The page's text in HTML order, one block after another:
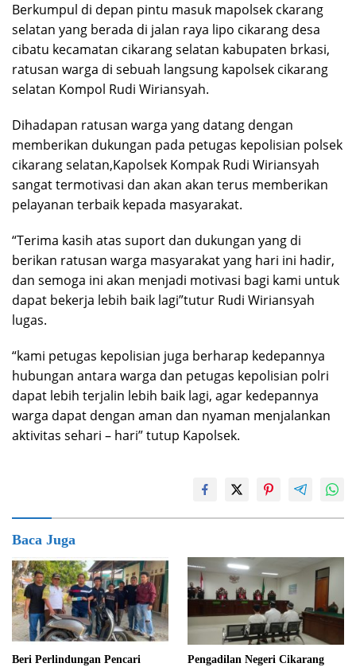
Berkumpul di depan pintu masuk mapolsek ckarang
selatan yang berada di jalan raya lipo cikarang desa
cibatu kecamatan cikarang selatan kabupaten brkasi,
ratusan warga di sebuah langsung kapolsek cikarang
selatan Kompol Rudi Wiriansyah.
Dihadapan ratusan warga yang datang dengan
memberikan dukungan pada petugas kepolisian polsek
cikarang selatan,Kapolsek Kompak Rudi Wiriansyah
sangat termotivasi dan akan akan terus memberikan
pelayanan terbaik kepada masyarakat.
“Terima kasih atas suport dan dukungan yang di
berikan ratusan warga masyarakat yang hari ini hadir,
dan semoga ini akan menjadi motivasi bagi kami untuk
dapat bekerja lebih baik lagi”tutur Rudi Wiriansyah
lugas.
“kami petugas kepolisian juga berharap kedepannya
hubungan antara warga dan petugas kepolisian polri
dapat lebih terjalin lebih baik lagi, agar kedepannya
warga dapat dengan aman dan nyaman menjalankan
aktivitas sehari – hari” tutup Kapolsek.
Baca Juga
Beri Perlindungan Pencari
Pengadilan Negeri Cikarang